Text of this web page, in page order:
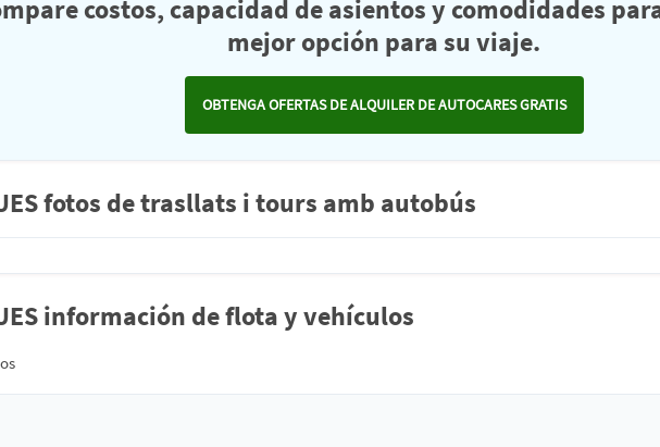
costos, capacidad de asientos y comodidades
mejor opción para su viaje.
OBTENGA OFERTAS DE ALQUILER DE AUTOCARES GRATIS
fotos de trasllats i tours amb autobús
información de flota y vehículos